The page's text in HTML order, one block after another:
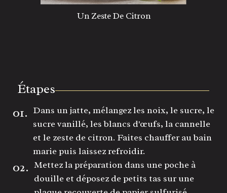
Un Zeste De Citron
Étapes
01. Dans un jatte, mélangez les noix, le sucre, le
sucre vanillé, les blancs d'œufs, la cannelle
et le zeste de citron. Faites chauffer au bain
marie puis laissez refroidir.
02. Mettez la préparation dans une poche à
douille et déposez de petits tas sur une